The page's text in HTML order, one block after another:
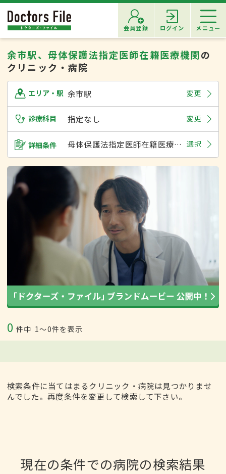
会員登録 ログイン メニュー
余市駅、母体保護法指定医師在籍医療機関の
クリニック・病院
エリア・駅 余市駅 変更
診療科目 指定なし 変更
詳細条件 母体保護法指定医師在籍医療機関 選択
0 件中 1〜0件を表示
検索条件に当てはまるクリニック・病院は見つかりませ
んでした。再度条件を変更して検索して下さい。
現在の条件での病院の検索結果